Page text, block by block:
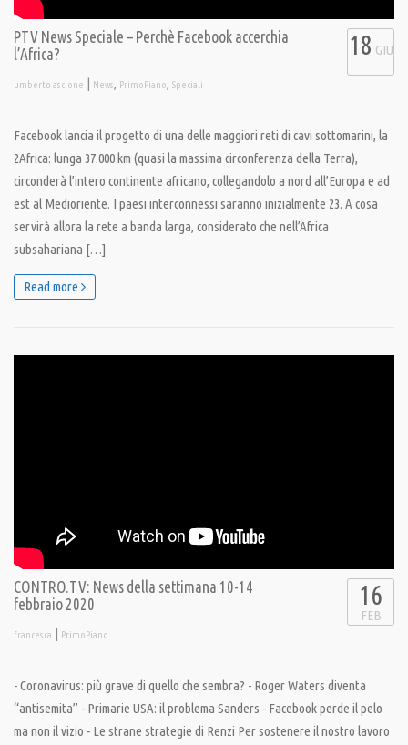
PTV News Speciale – Perchè Facebook accerchia
l’Africa?
umberto ascione | News, PrimoPiano, Speciali
18 GIU
Facebook lancia il progetto di una delle maggiori reti di cavi sottomarini, la
2Africa: lunga 37.000 km (quasi la massima circonferenza della Terra),
circonderà l’intero continente africano, collegandolo a nord all’Europa e ad
est al Medioriente. I paesi interconnessi saranno inizialmente 23. A cosa
servirà allora la rete a banda larga, considerato che nell’Africa
subsahariana […]
Read more
CONTRO.TV: News della settimana 10-14
febbraio 2020
francesca | PrimoPiano
16
FEB
- Coronavirus: più grave di quello che sembra? - Roger Waters diventa
“antisemita” - Primarie USA: il problema Sanders - Facebook perde il pelo
ma non il vizio - Le strane strategie di Renzi Per sostenere il nostro lavoro